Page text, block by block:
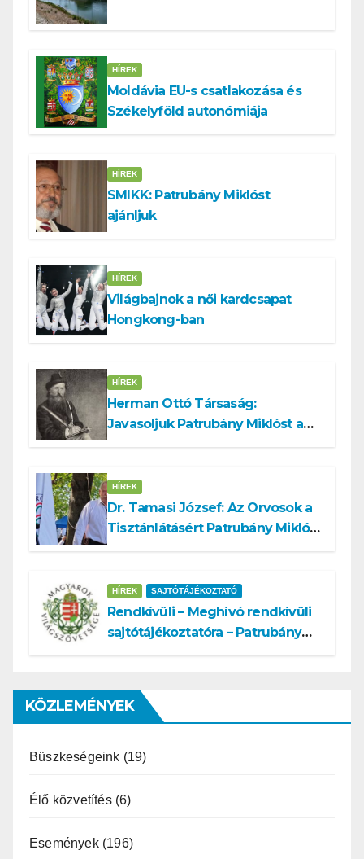
HÍREK
Moldávia EU-s csatlakozása és
Székelyföld autonómiája
HÍREK
SMIKK: Patrubány Miklóst
ajánljuk
HÍREK
Világbajnok a női kardcsapat
Hongkong-ban
HÍREK
Herman Ottó Társaság:
Javasoljuk Patrubány Miklóst a
HÍREK
Dr. Tamasi József: Az Orvosok a
Tisztánlátásért Patrubány Miklóst
HÍREK SAJTÓTÁJÉKOZTATÓ
Rendkívüli – Meghívó rendkívüli
sajtótájékoztatóra – Patrubány
támadás
KÖZLEMÉNYEK
Büszkeségeink (19)
Élő közvetítés(6)
Események(196)